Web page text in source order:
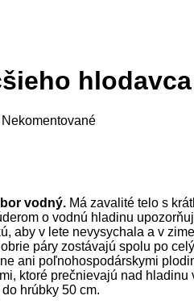
Nekomentované
vodný. Má zavalité telo s
o vodnú hladinu
aby v lete nevysychala a v
páry zostávajú spolu po
ani poľnohospodárskymi
ktoré prečnievajú nad
hrúbky 50 cm.